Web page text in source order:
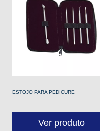
ESTOJO PARA PEDICURE
Ver produto